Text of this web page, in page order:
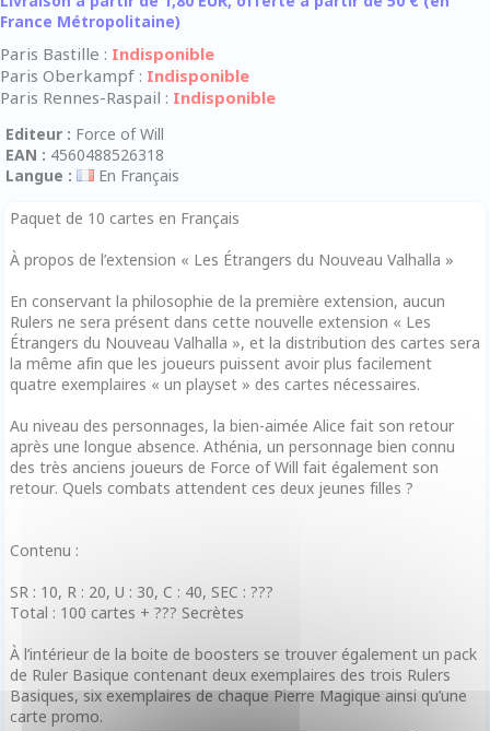
France Métropolitaine)
Paris Bastille : Indisponible
Paris Oberkampf : Indisponible
Paris Rennes-Raspail : Indisponible
Editeur : Force of Will
EAN : 4560488526318
Langue :
En Français
Paquet de 10 cartes en Français
À propos de l’extension « Les Étrangers du Nouveau Valhalla »
En conservant la philosophie de la première extension, aucun
Rulers ne sera présent dans cette nouvelle extension « Les
Étrangers du Nouveau Valhalla », et la distribution des cartes sera
la même afin que les joueurs puissent avoir plus facilement
quatre exemplaires « un playset » des cartes nécessaires.
Au niveau des personnages, la bien-aimée Alice fait son retour
après une longue absence. Athénia, un personnage bien connu
des très anciens joueurs de Force of Will fait également son
retour. Quels combats attendent ces deux jeunes filles ?
Contenu :
SR : 10, R : 20, U : 30, C : 40, SEC : ???
Total : 100 cartes + ??? Secrètes
À l’intérieur de la boite de boosters se trouver également un pack
de Ruler Basique contenant deux exemplaires des trois Rulers
Basiques, six exemplaires de chaque Pierre Magique ainsi qu’une
carte promo.